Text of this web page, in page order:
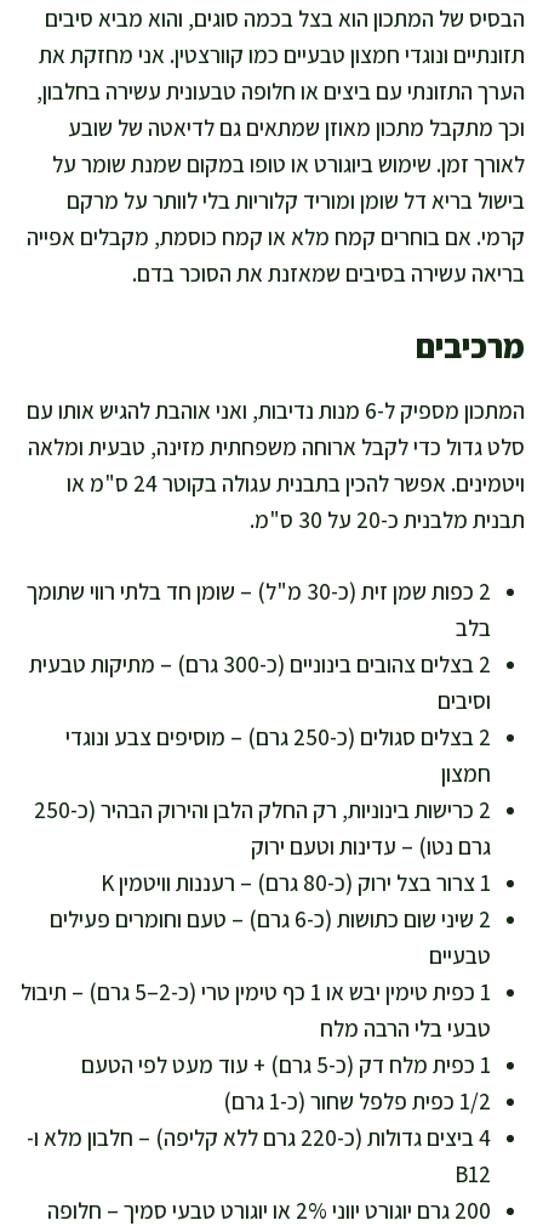
הבסיס של המתכון הוא בצל בכמה סוגים, והוא מביא סיבים
תזונתיים ונוגדי חמצון טבעיים כמו קוורצטין. אני מחזקת את
הערך התזונתי עם ביצים או חלופה טבעונית עשירה בחלבון,
וכך מתקבל מתכון מאוזן שמתאים גם לדיאטה של שובע
לאורך זמן. שימוש ביוגורט או טופו במקום שמנת שומר על
בישול בריא דל שומן ומוריד קלוריות בלי לוותר על מרקם
קרמי. אם בוחרים קמח מלא או קמח כוסמת, מקבלים אפייה
בריאה עשירה בסיבים שמאזנת את הסוכר בדם.
מרכיבים
המתכון מספיק ל-6 מנות נדיבות, ואני אוהבת להגיש אותו עם
סלט גדול כדי לקבל ארוחה משפחתית מזינה, טבעית ומלאה
ויטמינים. אפשר להכין בתבנית עגולה בקוטר 24 ס"מ או
תבנית מלבנית כ-20 על 30 ס"מ.
2 כפות שמן זית (כ-30 מ"ל) – שומן חד בלתי רווי שתומך
בלב
2 בצלים צהובים בינוניים (כ-300 גרם) – מתיקות טבעית
וסיבים
2 בצלים סגולים (כ-250 גרם) – מוסיפים צבע ונוגדי
חמצון
2 כרישות בינוניות, רק החלק הלבן והירוק הבהיר (כ-250
גרם נטו) – עדינות וטעם ירוק
1 צרור בצל ירוק (כ-80 גרם) – רעננות וויטמין K
2 שיני שום כתושות (כ-6 גרם) – טעם וחומרים פעילים
טבעיים
1 כפית טימין יבש או 1 כף טימין טרי (כ-2–5 גרם) – תיבול
טבעי בלי הרבה מלח
1 כפית מלח דק (כ-5 גרם) + עוד מעט לפי הטעם
1/2 כפית פלפל שחור (כ-1 גרם)
4 ביצים גדולות (כ-220 גרם ללא קליפה) – חלבון מלא ו-
B12
200 גרם יוגורט יווני 2% או יוגורט טבעי סמיך – חלופה